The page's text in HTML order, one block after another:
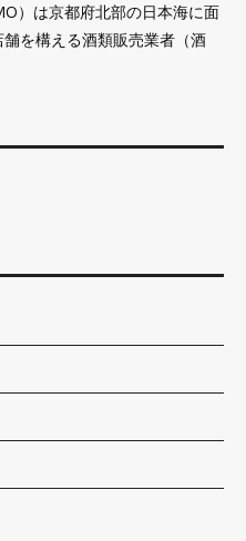
）は京都府北部の日本海に面
を構える酒類販売業者（酒